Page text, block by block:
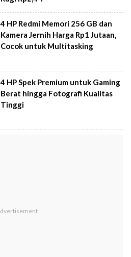
4 HP Redmi Memori 256 GB dan
Kamera Jernih Harga Rp1 Jutaan,
Cocok untuk Multitasking
4 HP Spek Premium untuk Gaming
Berat hingga Fotografi Kualitas
Tinggi